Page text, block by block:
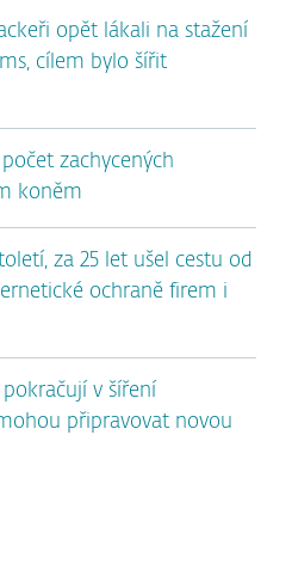
opět lákali na stažení
cílem bylo šířit
zachycených
koněm
za 25 let ušel cestu od
ochraně firem i
pokračují v šíření
připravovat novou